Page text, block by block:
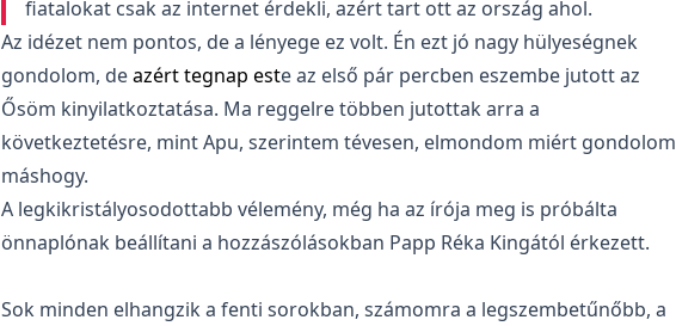
fiatalokat csak az internet érdekli, azért tart ott az ország ahol.
Az idézet nem pontos, de a lényege ez volt. Én ezt jó nagy hülyeségnek
gondolom, deazért tegnap este az első pár percben eszembe jutott az
Ősöm kinyilatkoztatása. Ma reggelre többen jutottak arra a
következtetésre, mint Apu, szerintem tévesen, elmondom miért gondolom
máshogy.
A legkikristályosodottabb vélemény, még ha az írója meg is próbálta
önnaplónak beállítani a hozzászólásokban Papp Réka Kingától érkezett.
Sok minden elhangzik a fenti sorokban, számomra a legszembetűnőbb, a